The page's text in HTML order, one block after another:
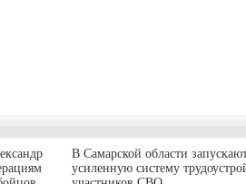
В Самарской области
усиленную систему